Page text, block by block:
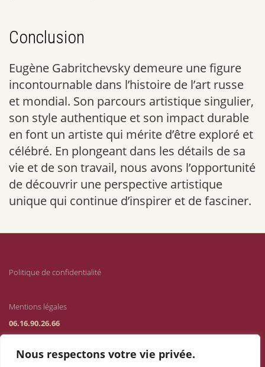
Nous respectons votre vie privée.
Conclusion
Eugène Gabritchevsky demeure une figure
incontournable dans l’histoire de l’art russe
et mondial. Son parcours artistique singulier,
son style authentique et son impact durable
en font un artiste qui mérite d’être exploré et
célébré. En plongeant dans les détails de sa
vie et de son travail, nous avons l’opportunité
de découvrir une perspective artistique
unique qui continue d’inspirer et de fasciner.
Politique de confidentialité
Mentions légales
06.16.90.26.66